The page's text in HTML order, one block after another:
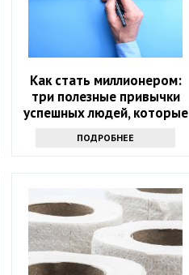
Как стать миллионером:
три полезные привычки
успешных людей, которые
ПОДРОБНЕЕ